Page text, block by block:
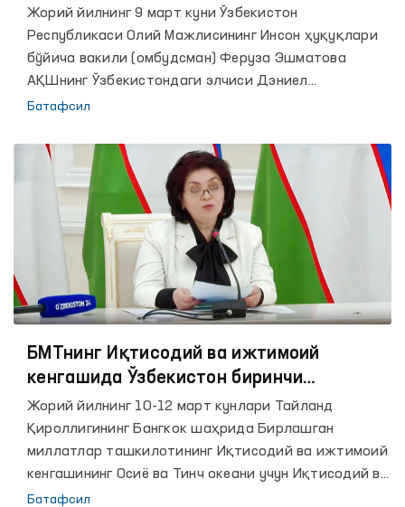
Розенблюм билан учрашди
Жорий йилнинг 9 март куни Ўзбекистон
Республикаси Олий Мажлисининг Инсон ҳуқуқлари
бўйича вакили (омбудсман) Феруза Эшматова
АҚШнинг Ўзбекистондаги элчиси Дэниел
Розенблюмни қабул қилди.
Батафсил
БМТнинг Иқтисодий ва ижтимоий
кенгашида Ўзбекистон биринчи
маротаба иштирок этди
Жорий йилнинг 10-12 март кунлари Тайланд
Қироллигининг Бангкок шаҳрида Бирлашган
миллатлар ташкилотининг Иқтисодий ва ижтимоий
кенгашининг Осиё ва Тинч океани учун Иқтисодий ва
ижтимоий комиссияси минтақада хавфсиз,
Батафсил